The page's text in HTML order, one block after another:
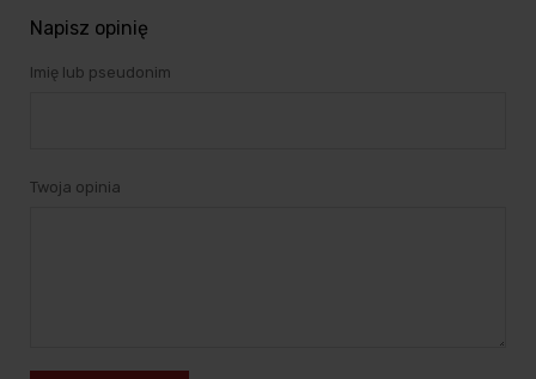
Napisz opinię
Imię lub pseudonim
Twoja opinia